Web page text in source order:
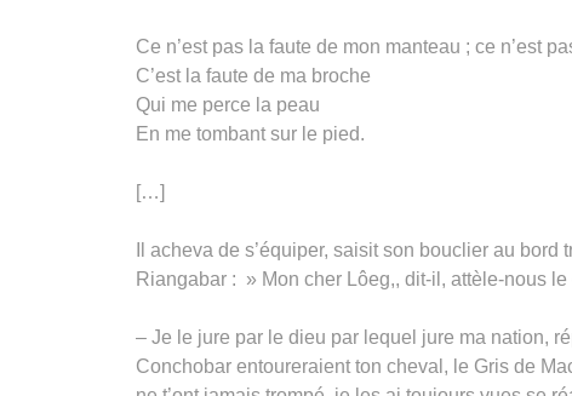
Ce n’est pas la faute de mon manteau ; ce n’est
C’est la faute de ma broche
Qui me perce la peau
En me tombant sur le pied.
[…]
Il acheva de s’équiper, saisit son bouclier au
Riangabar : » Mon cher Lôeg,, dit-il, attèle-nous le
– Je le jure par le dieu par lequel jure ma nation,
Conchobar entoureraient ton cheval, le Gris de